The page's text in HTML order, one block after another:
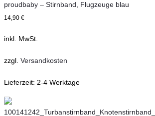
wählen
Varianten
auf.
Optionen
proudbaby – Stirnband, Flugzeuge blau
14,90 €
inkl. MwSt.
zzgl. Versandkosten
Lieferzeit: 2-4 Werktage